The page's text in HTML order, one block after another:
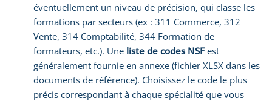
éventuellement un niveau de précision, qui classe les
formations par secteurs (ex : 311 Commerce, 312
Vente, 314 Comptabilité, 344 Formation de
formateurs, etc.). Une liste de codes NSF est
généralement fournie en annexe (fichier XLSX dans les
documents de référence). Choisissez le code le plus
précis correspondant à chaque spécialité que vous